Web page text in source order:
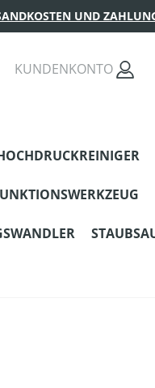
UND
KUNDENKONTO